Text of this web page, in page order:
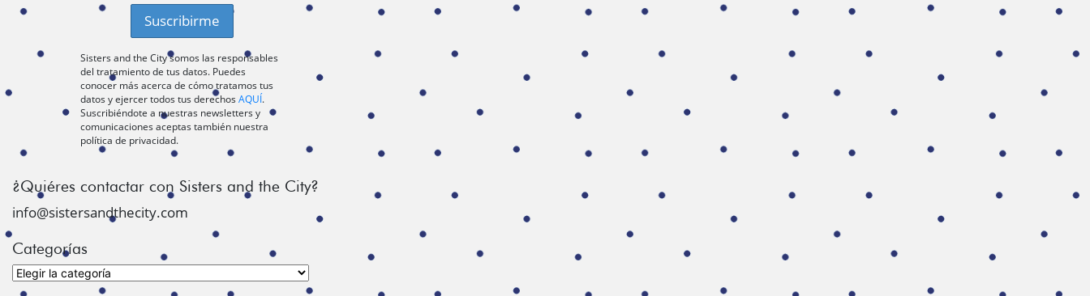
Sisters and the City somos las responsables
del tratamiento de tus datos. Puedes
conocer más acerca de cómo tratamos tus
datos y ejercer todos tus derechos AQUÍ.
Suscribiéndote a nuestras newsletters y
comunicaciones aceptas también nuestra
política de privacidad.
¿Quiéres contactar con Sisters and the City?
info@sistersandthecity.com
Categorías
Categorías